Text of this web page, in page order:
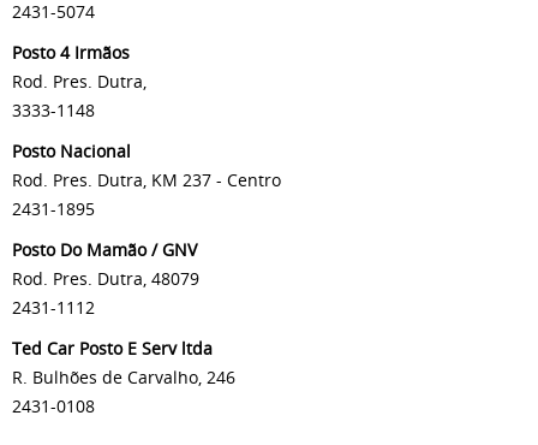
2431-5074
Posto 4 Irmãos
Rod. Pres. Dutra,
3333-1148
Posto Nacional
Rod. Pres. Dutra, KM 237 - Centro
2431-1895
Posto Do Mamão / GNV
Rod. Pres. Dutra, 48079
2431-1112
Ted Car Posto E Serv ltda
R. Bulhões de Carvalho, 246
2431-0108